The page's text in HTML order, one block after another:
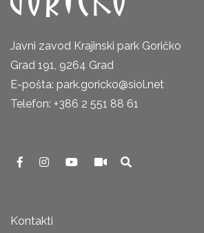
Javni zavod Krajinski park Goričko
Grad 191, 9264 Grad
E-pošta: park.goricko@siol.net
Telefon: +386 2 551 88 61
Kontakti